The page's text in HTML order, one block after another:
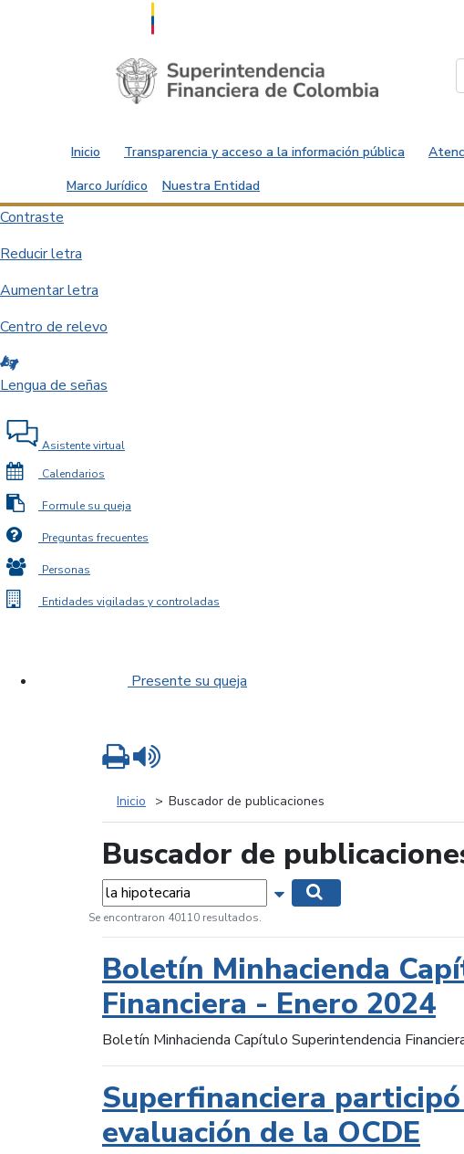
Saltar al contenido principal
Inicio Transparencia y acceso a la información pública
Marco Jurídico
Nuestra Entidad
Contraste
Reducir letra
Aumentar letra
Centro de relevo
Lengua de señas
Asistente virtual
Calendarios
Formule su queja
Preguntas frecuentes
Personas
Entidades vigiladas y controladas
Presente su queja
Inicio Buscador de publicaciones
Buscador de
Palabras... Mostrar opciones de
Se encontraron 40110 resultados.
Boletín Minhacienda
Financiera - Enero 2024
Boletín Minhacienda Capítulo Superintendencia
Superfinanciera
evaluación de la OCDE
Imprimir